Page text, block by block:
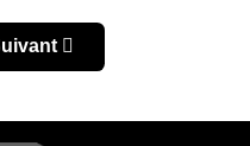
- Torneo de
suivant : Venezuela :